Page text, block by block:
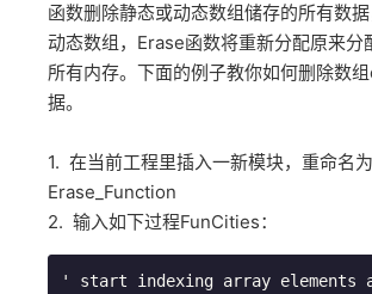
函数删除静态或动态数组储存的所有数
动态数组，Erase函数将重新分配原来分
所有内存。下面的例子教你如何删除数
据。
1. 在当前工程里插入一新模块，重命名为
Erase_Function
2. 输入如下过程FunCities：
' start indexing array elements